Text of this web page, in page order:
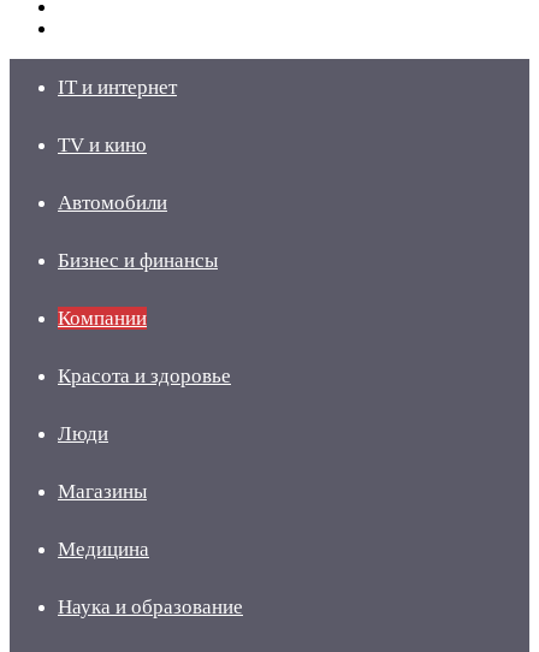
IT и интернет
TV и кино
Автомобили
Бизнес и финансы
Компании
Красота и здоровье
Люди
Магазины
Медицина
Наука и образование